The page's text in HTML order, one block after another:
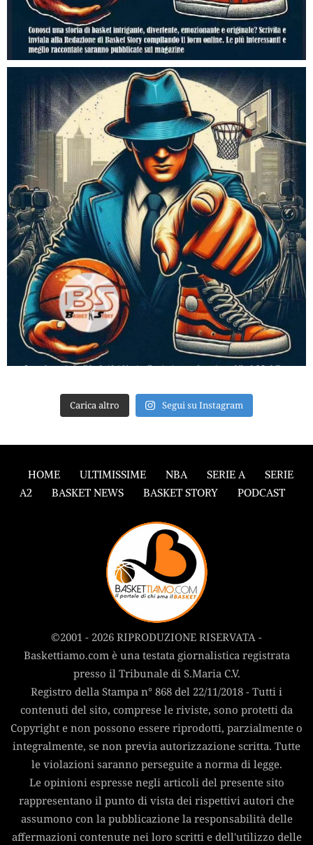
Carica altro Segui su Instagram
HOME ULTIMISSIME NBA SERIE A
SERIE
A2
BASKET NEWS BASKET STORY PODCAST
©2001 - 2026 RIPRODUZIONE RISERVATA -
Baskettiamo.com è una testata giornalistica registrata
presso il Tribunale di S.Maria C.V.
Registro della Stampa n° 868 del 22/11/2018 - Tutti i
contenuti del sito, comprese le riviste, sono protetti da
Copyright e non possono essere riprodotti, parzialmente o
integralmente, se non previa autorizzazione scritta. Tutte
le violazioni saranno perseguite a norma di legge.
Le opinioni espresse negli articoli del presente sito
rappresentano il punto di vista dei rispettivi autori che
assumono con la pubblicazione la responsabilità delle
affermazioni contenute nei loro scritti e dell'utilizzo delle